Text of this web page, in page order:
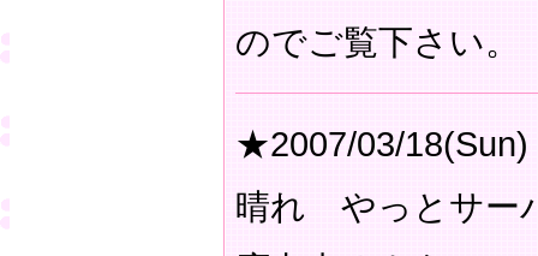
のでご覧下さい。
★2007/03/18(Sun)
晴れ やっとサー